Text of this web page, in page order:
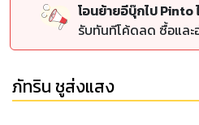
โอนย้ายอีบุ๊กไป Pinto
รับทันทีโค้ดลด ซื้อและ
ภัทริน ชูส่งแสง